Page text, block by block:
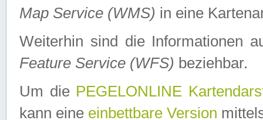
Map Service (WMS) in eine
Weiterhin sind die Informationen
Feature Service (WFS) beziehbar.
Um die PEGELONLINE
kann eine einbettbare Version